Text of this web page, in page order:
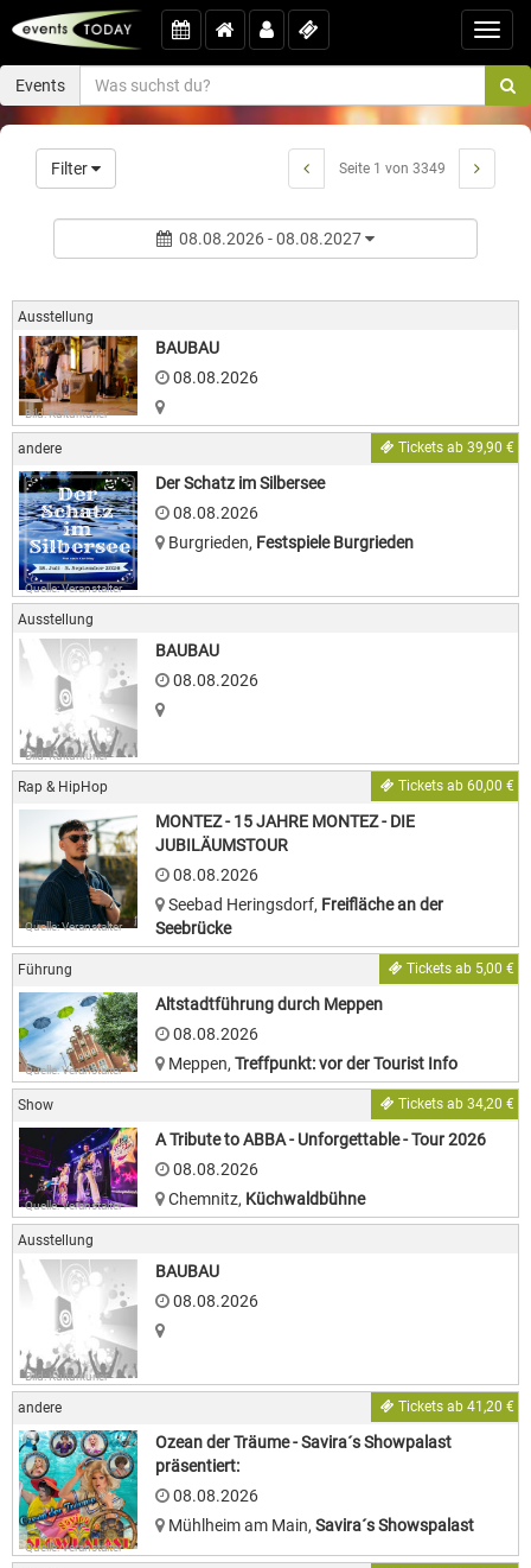
Events
Filter Seite 1 von 3349
08.08.2026 - 08.08.2027
Ausstellung
Bild: Kulturkurier
BAUBAU
08.08.2026
andere Tickets ab 39,90 €
Quelle: Veranstalter
Der Schatz im Silbersee
08.08.2026
Burgrieden, Festspiele Burgrieden
Ausstellung
Bild: Kulturkurier
BAUBAU
08.08.2026
Rap & HipHop Tickets ab 60,00 €
Quelle: Veranstalter
MONTEZ - 15 JAHRE MONTEZ - DIE
JUBILÄUMSTOUR
08.08.2026
Seebad Heringsdorf, Freifläche an der
Seebrücke
Führung Tickets ab 5,00 €
Quelle: Veranstalter
Altstadtführung durch Meppen
08.08.2026
Meppen, Treffpunkt: vor der Tourist Info
Show Tickets ab 34,20 €
Quelle: Veranstalter
A Tribute to ABBA - Unforgettable - Tour 2026
08.08.2026
Chemnitz, Küchwaldbühne
Ausstellung
Bild: Kulturkurier
BAUBAU
08.08.2026
andere Tickets ab 41,20 €
Quelle: Veranstalter
Ozean der Träume - Savira´s Showpalast
präsentiert:
08.08.2026
Mühlheim am Main, Savira´s Showspalast